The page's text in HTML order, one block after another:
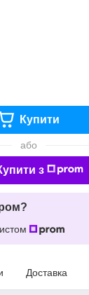
Купити
або
з
Доставка